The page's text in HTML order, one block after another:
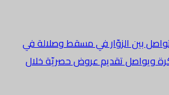
بين الزوّار في مسقط وصلالة في
ويواصل تقديم عروض حصريّة خلال